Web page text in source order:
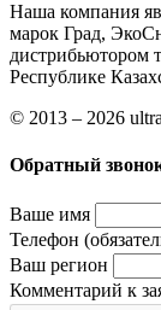
Наша компания
марок Град,
дистрибьютором
Республике
© 2013 – 2026
Обратный
Ваше имя
Телефон
Ваш регион
Комментарий к